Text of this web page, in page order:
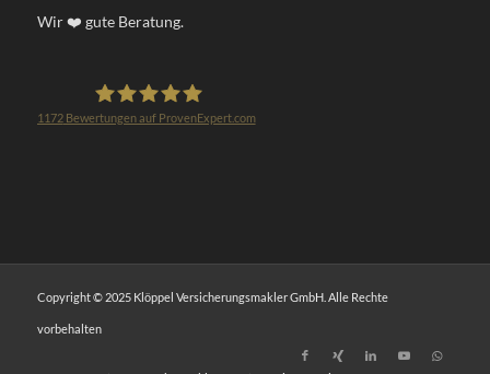
Wir❤️ gute Beratung.
1172Bewertungen auf ProvenExpert.com
Copyright © 2025 Klöppel Versicherungsmakler GmbH. Alle Rechte
vorbehalten